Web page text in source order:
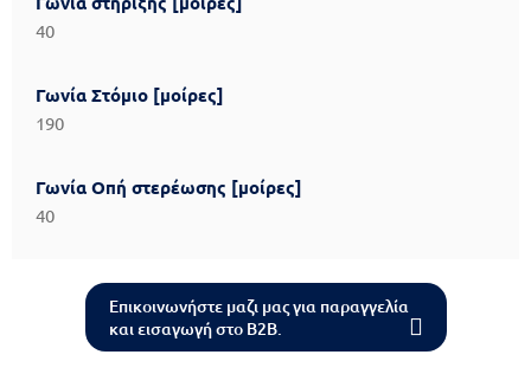
40
Γωνία Στόμιο [μοίρες]
190
Γωνία Οπή στερέωσης [μοίρες]
40
Επικοινωνήστε μαζι μας για παραγγελία
και εισαγωγή στο B2B.